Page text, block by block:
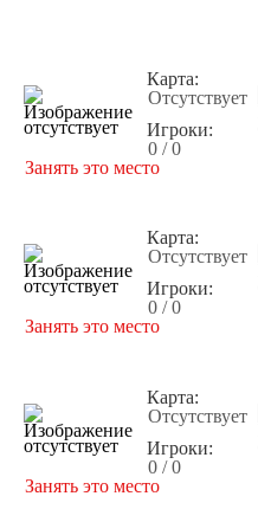
Карта:
Отсутствует
Игроки:
0 / 0
Занять это место
Карта:
Отсутствует
Игроки:
0 / 0
Занять это место
Карта:
Отсутствует
Игроки:
0 / 0
Занять это место